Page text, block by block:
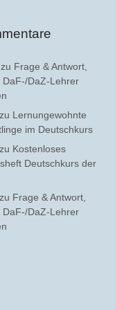
zu Frage & Antwort,
DaF-/DaZ-Lehrer
zu Lernungewohnte
im Deutschkurs
zu Kostenloses
Deutschkurs der
zu Frage & Antwort,
DaF-/DaZ-Lehrer